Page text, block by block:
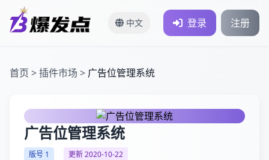
中文 登录 注册
首页 >插件市场 > 广告位管理系统
广告位管理系统
版号 1 更新 2020-10-22